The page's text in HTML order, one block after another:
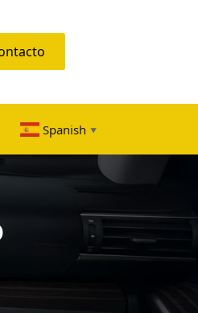
Spanish ▼